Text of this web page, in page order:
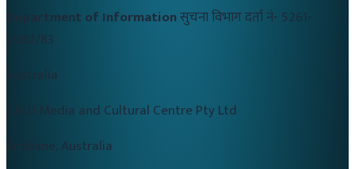
Department of Informationसुचना विभाग दर्ता नं- 5261-
2082/83
Australia
CALD Media and Cultural Centre Pty Ltd
Brisbane, Australia